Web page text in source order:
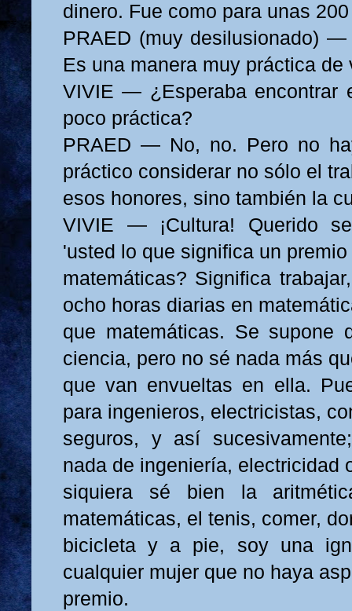
dinero. Fue como para unas
PRAED (muy desilusionado) —
Es una manera muy práctica de
VIVIE — ¿Esperaba encontrar
poco práctica?
PRAED — No, no. Pero no
práctico considerar no sólo el
esos honores, sino también la
VIVIE — ¡Cultura! Querido
'usted lo que significa un premio
matemáticas? Significa
ocho horas diarias en
que matemáticas. Se supone
ciencia, pero no sé nada más
que van envueltas en ella.
para ingenieros, electricistas,
seguros, y así
nada de ingeniería, electricidad
siquiera sé bien la
matemáticas, el tenis, comer,
bicicleta y a pie, soy una
cualquier mujer que no haya
premio.